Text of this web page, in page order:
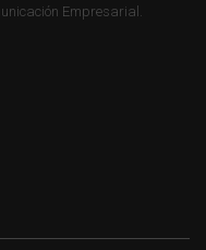
Empresarial.